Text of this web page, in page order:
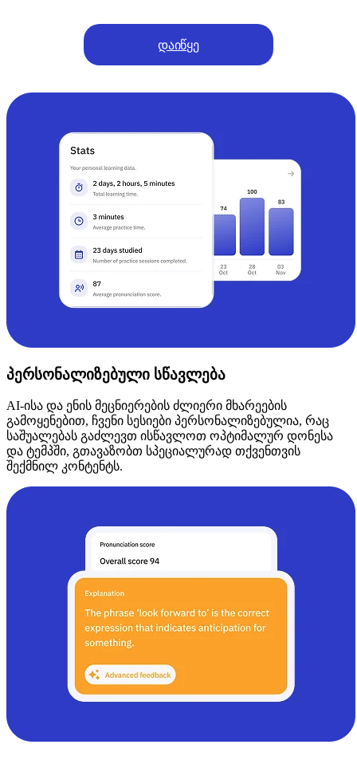
დაიწყე
პერსონალიზებული სწავლება
AI-ისა და ენის მეცნიერების ძლიერი მხარეების
გამოყენებით, ჩვენი სესიები პერსონალიზებულია, რაც
საშუალებას გაძლევთ ისწავლოთ ოპტიმალურ დონესა
და ტემპში, გთავაზობთ სპეციალურად თქვენთვის
შექმნილ კონტენტს.